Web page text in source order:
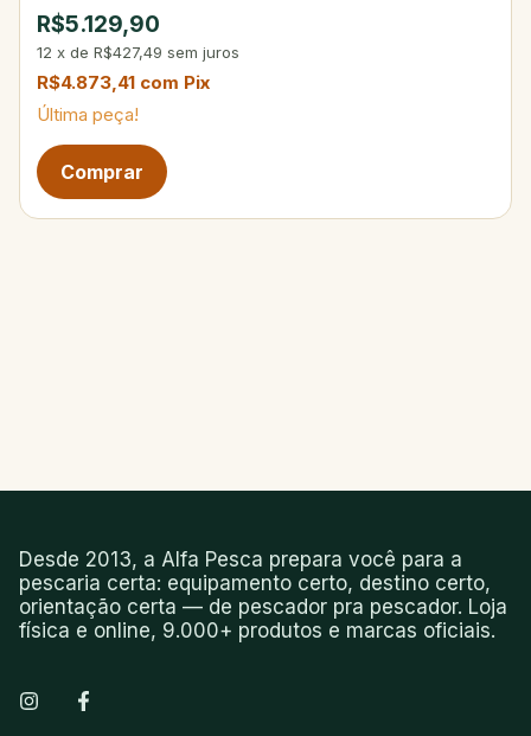
R$5.129,90
12 x de R$427,49 sem juros
R$4.873,41 com Pix
Última peça!
Desde 2013, a Alfa Pesca prepara você para a
pescaria certa: equipamento certo, destino certo,
orientação certa — de pescador pra pescador. Loja
física e online, 9.000+ produtos e marcas oficiais.